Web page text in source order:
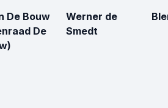
De Bouw
De
Werner de
Smedt